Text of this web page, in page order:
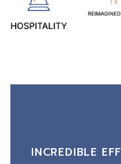
INCREDIBLE